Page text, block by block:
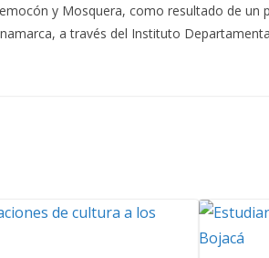
y Mosquera, como resultado de un
a través del Instituto